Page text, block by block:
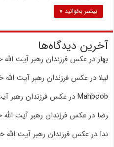
بیشتر بخوانید »
آخرین دیدگاه‌ها
بهار درعکس فرزندان رهبر آیت الله
لیلا درعکس فرزندان رهبر آیت الله
Mahboob درعکس فرزندان رهبر
رضا درعکس فرزندان رهبر آیت الله
ندا درعکس فرزندان رهبر آیت الله